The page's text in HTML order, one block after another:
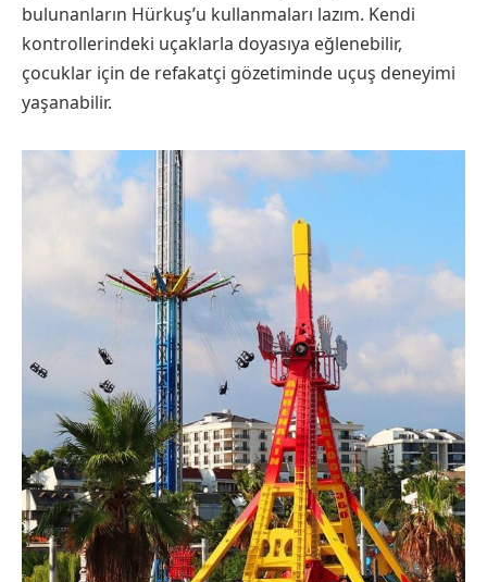
bulunanların Hürkuş’u kullanmaları lazım. Kendi
kontrollerindeki uçaklarla doyasıya eğlenebilir,
çocuklar için de refakatçi gözetiminde uçuş deneyimi
yaşanabilir.